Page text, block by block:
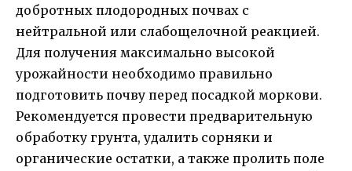
добротных плодородных почвах с
нейтральной или слабощелочной реакцией.
Для получения максимально высокой
урожайности необходимо правильно
подготовить почву перед посадкой моркови.
Рекомендуется провести предварительную
обработку грунта, удалить сорняки и
органические остатки, а также пролить поле